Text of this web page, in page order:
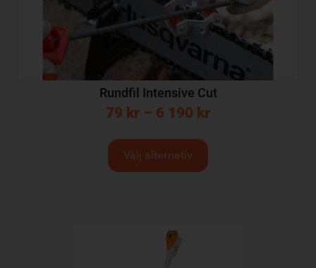
Rundfil Intensive Cut
79 kr – 6 190 kr
Välj alternativ